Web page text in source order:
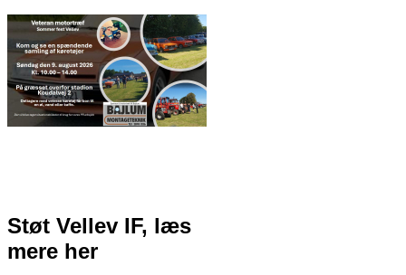
Støt Vellev IF, læs
mere her